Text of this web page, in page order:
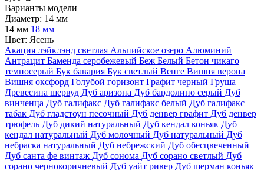
Варианты модели
Диаметр: 14 мм
14 мм 18 мм
Цвет: Ясень
Акация лэйклэнд светлая Альпийское озеро Алюминий
Антрацит Баменда серобежевый Беж Белый Бетон чикаго
темносерый Бук бавария Бук светлый Венге Вишня верона
Вишня оксфорд Голубой горизонт Графит черный Груша
Древесина шервуд Дуб аризона Дуб бардолино серый Дуб
винченца Дуб галифакс Дуб галифакс белый Дуб галифакс
табак Дуб гладстоун песочный Дуб денвер графит Дуб денвер
трюфель Дуб дикий натуральный Дуб кендал коньяк Дуб
кендал натуральный Дуб молочный Дуб натуральный Дуб
небраска натуральный Дуб небрежский Дуб обесцвеченный
Дуб санта фе винтаж Дуб сонома Дуб сорано светлый Дуб
сорано чернокоричневый Дуб уайт ривер Дуб шерман коньяк